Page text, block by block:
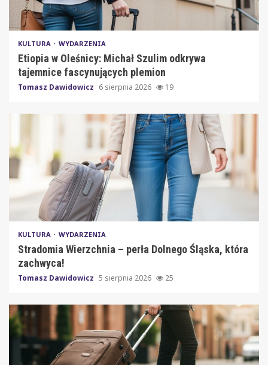
KULTURA WYDARZENIA
Etiopia w Oleśnicy: Michał Szulim odkrywa
tajemnice fascynujących plemion
Tomasz Dawidowicz 6 sierpnia 2026 19
KULTURA WYDARZENIA
Stradomia Wierzchnia – perła Dolnego Śląska, która
zachwyca!
Tomasz Dawidowicz 5 sierpnia 2026 25